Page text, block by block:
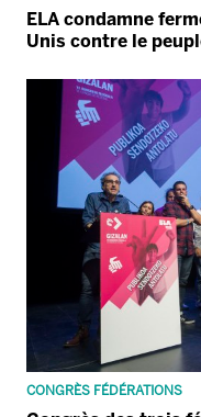
ELA condamne
Unis contre le
CONGRÈS FÉDÉRATIONS